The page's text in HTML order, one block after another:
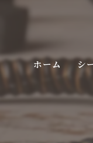
ホーム シ